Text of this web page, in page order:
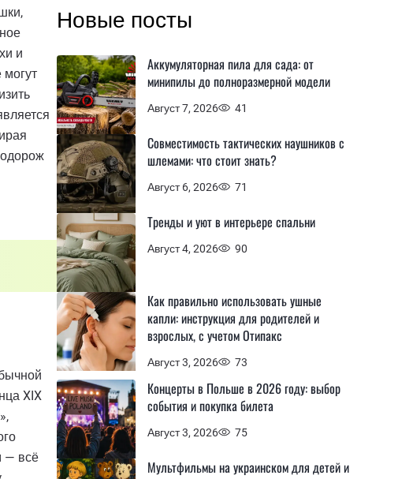
и
могут
XIX
— всё
Новые посты
Август 7, 2026 41
Аккумуляторная пила для сада: от
минипилы до полноразмерной модели
Август 6, 2026 71
Совместимость тактических наушников с
шлемами: что стоит знать?
Август 4, 2026 90
Тренды и уют в интерьере спальни
Август 3, 2026 73
Как правильно использовать ушные
капли: инструкция для родителей и
взрослых, с учетом Отипакс
Август 3, 2026 75
Концерты в Польше в 2026 году: выбор
события и покупка билета
Мультфильмы на украинском для детей и